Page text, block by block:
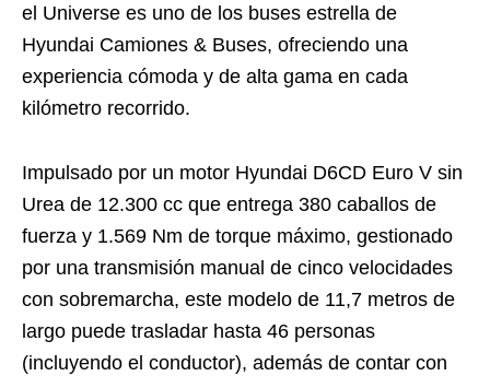
el Universe es uno de los buses estrella de
Hyundai Camiones & Buses, ofreciendo una
experiencia cómoda y de alta gama en cada
kilómetro recorrido.
Impulsado por un motor Hyundai D6CD Euro V sin
Urea de 12.300 cc que entrega 380 caballos de
fuerza y 1.569 Nm de torque máximo, gestionado
por una transmisión manual de cinco velocidades
con sobremarcha, este modelo de 11,7 metros de
largo puede trasladar hasta 46 personas
(incluyendo el conductor), además de contar con